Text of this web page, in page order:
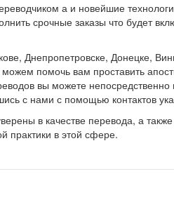
а и новейшие
срочные заказы что будет
Днепропетровске, Донецке,
помочь вам проставить
вы можете
с нами с помощью контактов
в качестве перевода, а
практики в этой сфере.